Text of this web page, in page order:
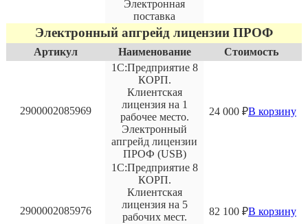
Электронная
поставка
Электронный апгрейд лицензии ПРОФ
Артикул Наименование Стоимость
2900002085969
1С:Предприятие 8
КОРП.
Клиентская
лицензия на 1
рабочее место.
Электронный
апгрейд лицензии
ПРОФ (USB)
24 000 ₽В корзину
2900002085976
1С:Предприятие 8
КОРП.
Клиентская
лицензия на 5
рабочих мест.
82 100 ₽В корзину